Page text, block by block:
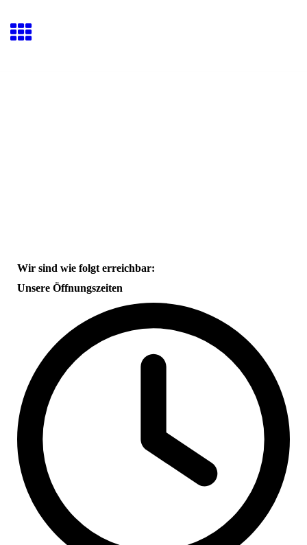
Wir sind wie folgt erreichbar:
Unsere Öffnungszeiten